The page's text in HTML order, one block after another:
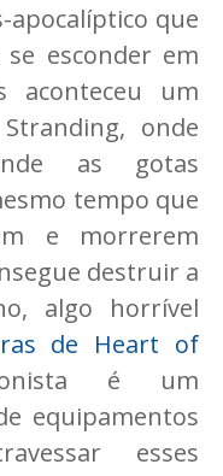
que
esconder em
aconteceu um
onde
as gotas
tempo que
e morrerem
destruir a
algo horrível
de Heart of
é um
equipamentos
esses